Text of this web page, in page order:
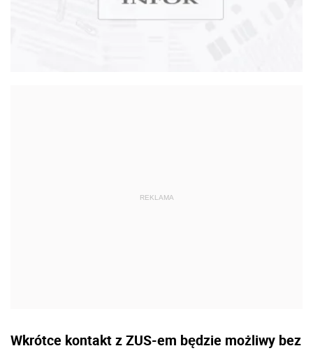
Wkrótce kontakt z ZUS-em będzie możliwy bez